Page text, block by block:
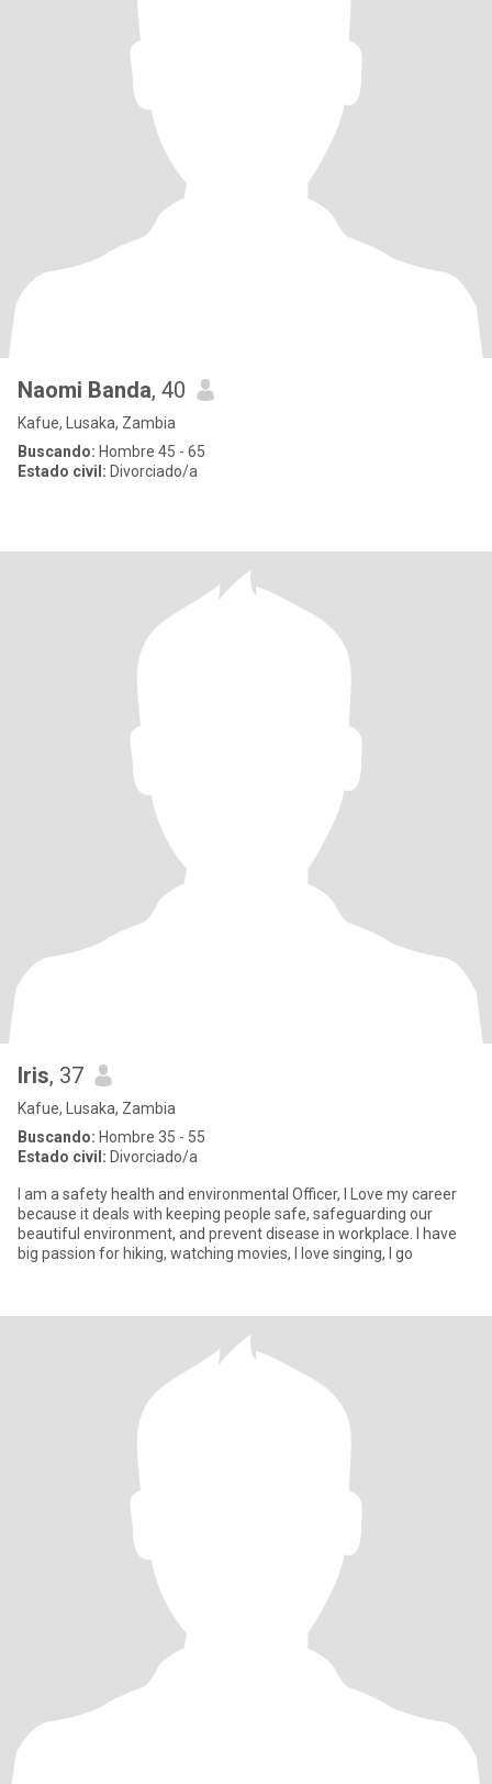
Naomi Banda, 40
Kafue, Lusaka, Zambia
Buscando: Hombre 45 - 65
Estado civil: Divorciado/a
Iris, 37
Kafue, Lusaka, Zambia
Buscando: Hombre 35 - 55
Estado civil: Divorciado/a
I am a safety health and environmental Officer, I Love my career
because it deals with keeping people safe, safeguarding our
beautiful environment, and prevent disease in workplace. I have
big passion for hiking, watching movies, I love singing, I go